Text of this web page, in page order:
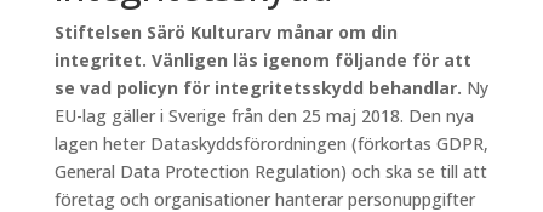
Stiftelsen Särö Kulturarv månar om din
integritet. Vänligen läs igenom följande för att
se vad policyn för integritetsskydd behandlar. Ny
EU-lag gäller i Sverige från den 25 maj 2018. Den nya
lagen heter Dataskyddsförordningen (förkortas GDPR,
General Data Protection Regulation) och ska se till att
företag och organisationer hanterar personuppgifter